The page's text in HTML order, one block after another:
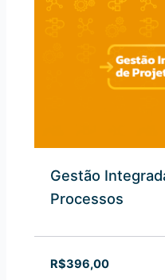
Gestão
Processos
R$396,00